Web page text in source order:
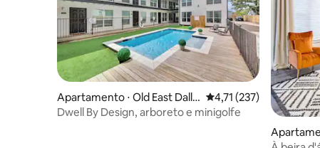
Apartamento ⋅ Old East Dalla
s
4,71 de uma avaliação
4,71 (237)
Dwell By Design, arboreto e minigolfe